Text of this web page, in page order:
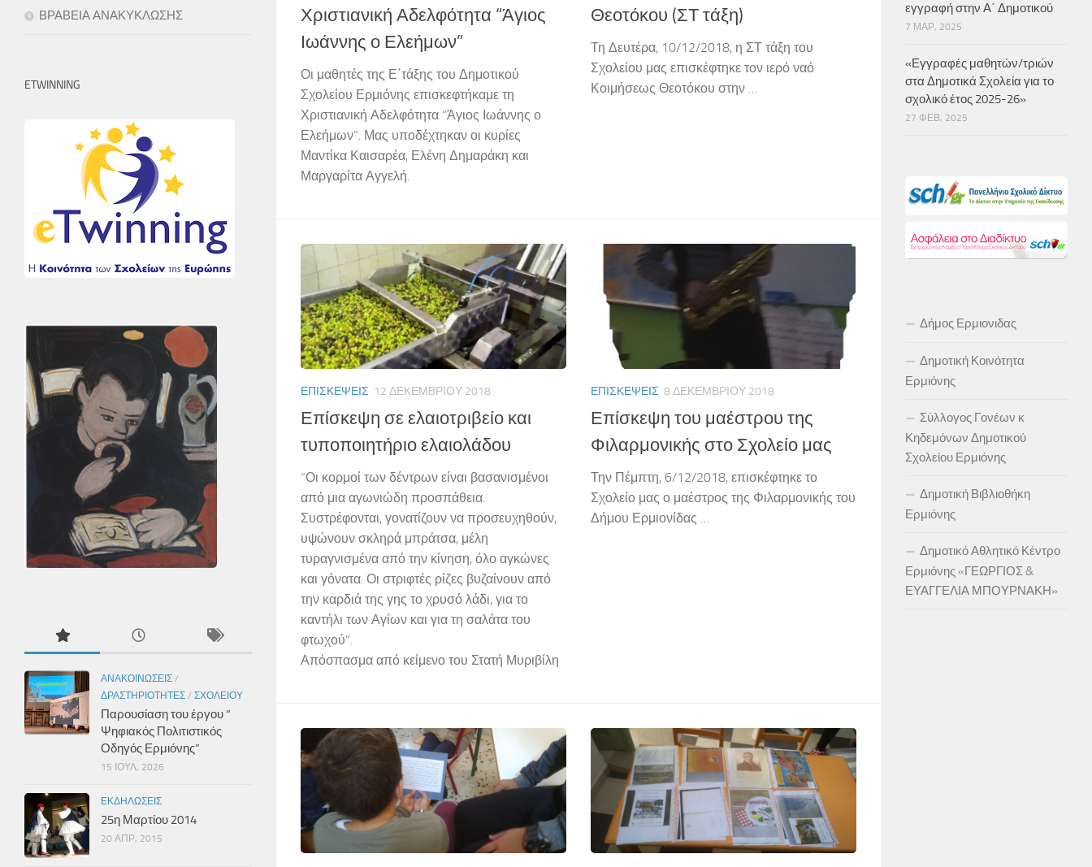
Χριστιανική Αδελφότητα “Άγιος
Ιωάννης ο Ελεήμων”
Οι μαθητές της Ε΄τάξης του Δημοτικού
Σχολείου Ερμιόνης επισκεφτήκαμε τη
Χριστιανική Αδελφότητα “Άγιος Ιωάννης ο
Ελεήμων”. Μας υποδέχτηκαν οι κυρίες
Μαντίκα Καισαρέα, Ελένη Δημαράκη και
Μαργαρίτα Αγγελή.
Θεοτόκου (ΣΤ τάξη)
Τη Δευτέρα, 10/12/2018, η ΣΤ τάξη του
Σχολείου μας επισκέφτηκε τον ιερό ναό
Κοιμήσεως Θεοτόκου στην …
ΕΠΙΣΚΈΨΕΙΣ 12 ΔΕΚΕΜΒΡΊΟΥ 2018
Επίσκεψη σε ελαιοτριβείο και
τυποποιητήριο ελαιολάδου
“Οι κορμοί των δέντρων είναι βασανισμένοι
από μια αγωνιώδη προσπάθεια.
Συστρέφονται, γονατίζουν να προσευχηθούν,
υψώνουν σκληρά μπράτσα, μέλη
τυραγνισμένα από την κίνηση, όλο αγκώνες
και γόνατα. Οι στριφτές ρίζες βυζαίνουν από
την καρδιά της γης το χρυσό λάδι, για το
καντήλι των Αγίων και για τη σαλάτα του
φτωχού”.
Απόσπασμα από κείμενο του Στατή Μυριβίλη
ΕΠΙΣΚΈΨΕΙΣ 8 ΔΕΚΕΜΒΡΊΟΥ 2018
Επίσκεψη του μαέστρου της
Φιλαρμονικής στο Σχολείο μας
Την Πέμπτη, 6/12/2018, επισκέφτηκε το
Σχολείο μας ο μαέστρος της Φιλαρμονικής του
Δήμου Ερμιονίδας …
ΒΡΑΒΕΙΑ ΑΝΑΚΥΚΛΩΣΗΣ
ETWINNING
ΑΝΑΚΟΙΝΏΣΕΙΣ /
ΔΡΑΣΤΗΡΙΌΤΗΤΕΣ / ΣΧΟΛΕΊΟΥ
Παρουσίαση του έργου ”
Ψηφιακός Πολιτιστικός
Οδηγός Ερμιόνης”
15 ΙΟΎΛ, 2026
ΕΚΔΗΛΏΣΕΙΣ
25η Μαρτίου 2014
20 ΑΠΡ, 2015
εγγραφή στην Α΄ Δημοτικού
7 ΜΑΡ, 2025
«Εγγραφές μαθητών/τριών
στα Δημοτικά Σχολεία για το
σχολικό έτος 2025-26»
27 ΦΕΒ, 2025
Δήμος Ερμιονιδας
Δημοτική Κοινότητα
Ερμιόνης
Σύλλογος Γονέων κ
Κηδεμόνων Δημοτικού
Σχολείου Ερμιόνης
Δημοτική Βιβλιοθήκη
Ερμιόνης
Δημοτικό Αθλητικό Κέντρο
Ερμιόνης «ΓΕΩΡΓΙΟΣ &
ΕΥΑΓΓΕΛΙΑ ΜΠΟΥΡΝΑΚΗ»